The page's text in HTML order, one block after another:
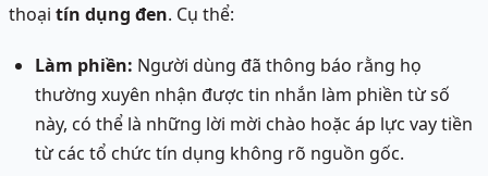
thoại tín dụng đen. Cụ thể:
Làm phiền: Người dùng đã thông báo rằng họ
thường xuyên nhận được tin nhắn làm phiền từ số
này, có thể là những lời mời chào hoặc áp lực vay tiền
từ các tổ chức tín dụng không rõ nguồn gốc.